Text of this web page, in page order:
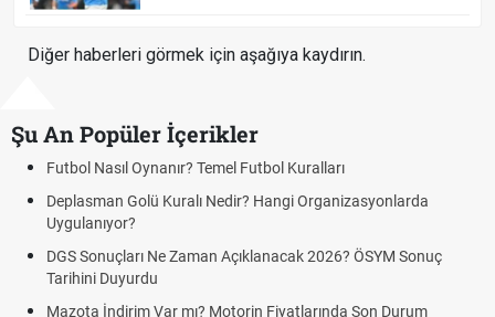
Diğer haberleri görmek için aşağıya kaydırın.
Şu An Popüler İçerikler
Oynanır? Temel Futbol Kuralları
Golü Kuralı Nedir? Hangi Organizasyonlarda
Ne Zaman Açıklanacak 2026? ÖSYM Sonuç
Var mı? Motorin Fiyatlarında Son Durum